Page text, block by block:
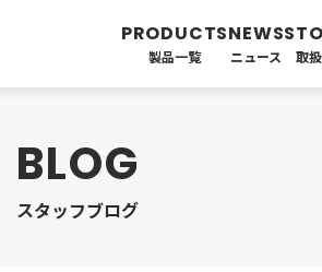
製品一覧 ニュース 取
スタッフブログ